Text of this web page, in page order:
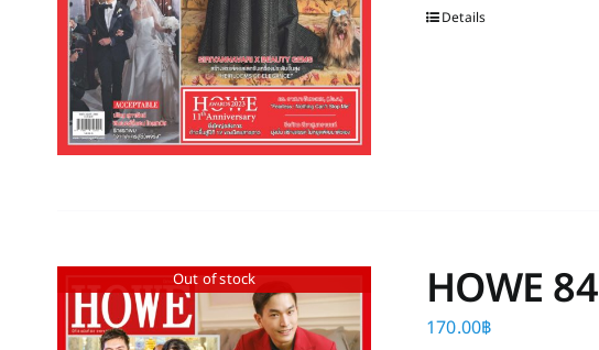
Details
Out of stock HOWE 84
170.00฿